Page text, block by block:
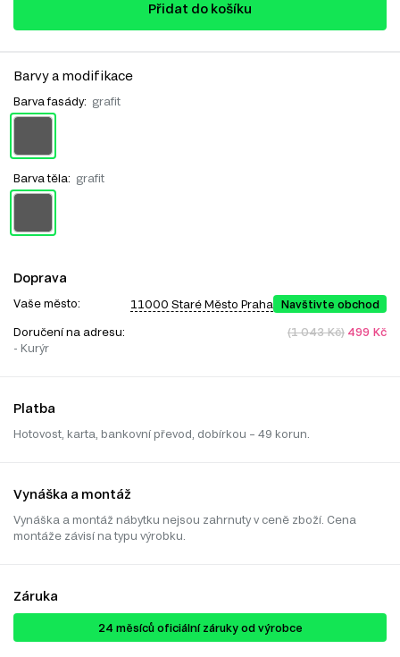
Přidat do košíku
Barvy a modifikace
Barva fasády: grafit
Barva těla: grafit
Doprava
Vaše město: 11000 Staré Město Praha Navštivte obchod
Doručení na adresu:
- Kurýr
(1 043 Kč) 499 Kč
Platba
Hotovost, karta, bankovní převod, dobírkou – 49 korun.
Vynáška a montáž
Vynáška a montáž nábytku nejsou zahrnuty v ceně zboží. Cena
montáže závisí na typu výrobku.
Záruka
24 ​​​​měsíců oficiální záruky od výrobce